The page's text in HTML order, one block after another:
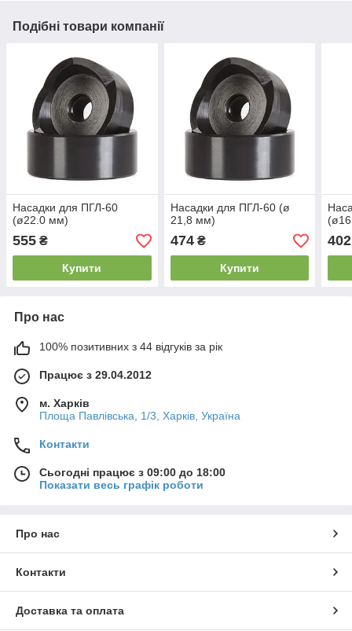
Подібні товари компанії
Насадки для ПГЛ-60
(ø22.0 мм)
555 ₴
Купити
Насадки для ПГЛ-60 (ø
21,8 мм)
474₴
Купити
402
Про нас
100% позитивних з 44 відгуків за рік
Працює з 29.04.2012
м. Харків
Площа Павлівська, 1/3, Харків, Україна
Контакти
Сьогодні працює з 09:00 до 18:00
Показати весь графік роботи
Про нас
Контакти
Доставка та оплата